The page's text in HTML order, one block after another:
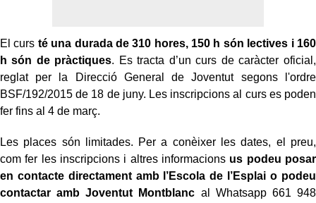
El curs té una durada de 310 hores, 150 h són lectives i 160
h són de pràctiques. Es tracta d’un curs de caràcter oficial,
reglat per la Direcció General de Joventut segons l'ordre
BSF/192/2015 de 18 de juny. Les inscripcions al curs es poden
fer fins al 4 de març.
Les places són limitades. Per a conèixer les dates, el preu,
com fer les inscripcions i altres informacions us podeu posar
en contacte directament amb l’Escola de l’Esplai o podeu
contactar amb Joventut Montblanc al Whatsapp 661 948